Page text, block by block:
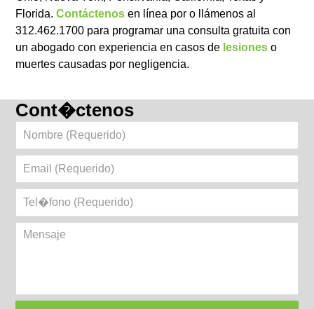
Florida.Contáctenos en línea por o llámenos al
312.462.1700 para programar una consulta gratuita con
un abogado con experiencia en casos de lesiones o
muertes causadas por negligencia.
Cont�ctenos
Nombre
Email
Tel�fono
Mensaje